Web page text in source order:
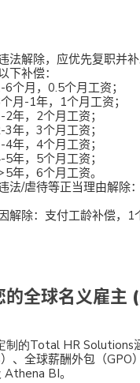
法解除，应优先复职并
下补偿：
个月，0.5个月工资；
月-1年，1个月工资；
年，2个月工资；
年，3个月工资；
年，4个月工资；
年，5个月工资；
5年，6个月工资。
法/虐待等正当理由解除
解除：支付工龄补偿，1
的全球名义雇主
制的Total HR Solutions
、全球薪酬外包（GPO
BI。